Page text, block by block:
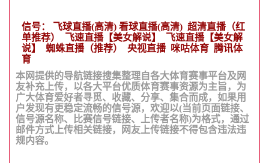
信号： 飞球直播(高清) 看球直播(高清) 超清直播（红
单推荐）
飞速直播【美女解说】
飞速直播【美女解
说】
蜘蛛直播（推荐） 央视直播 咪咕体育 腾讯体
育
本网提供的导航链接搜集整理自各大体育赛事平台及网
友补充上传，以各大平台优质体育赛事资源为主旨，为
广大体育爱好者寻觅、收藏、分享、集合而成，如果用
户发现有更稳定流畅的信号源，欢迎以(当前页面链接、
信号源名称、比赛信号链接、上传者名称)为格式，通过
邮件方式上传相关链接，网友上传链接不得包含违法违
规内容。